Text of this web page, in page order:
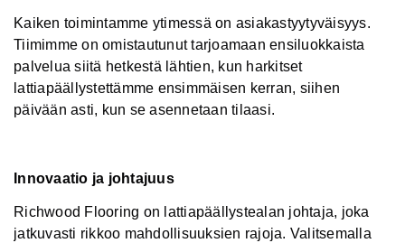
Kaiken toimintamme ytimessä on asiakastyytyväisyys.
Tiimimme on omistautunut tarjoamaan ensiluokkaista
palvelua siitä hetkestä lähtien, kun harkitset
lattiapäällystettämme ensimmäisen kerran, siihen
päivään asti, kun se asennetaan tilaasi.
Innovaatio ja johtajuus
Richwood Flooring on lattiapäällystealan johtaja, joka
jatkuvasti rikkoo mahdollisuuksien rajoja. Valitsemalla